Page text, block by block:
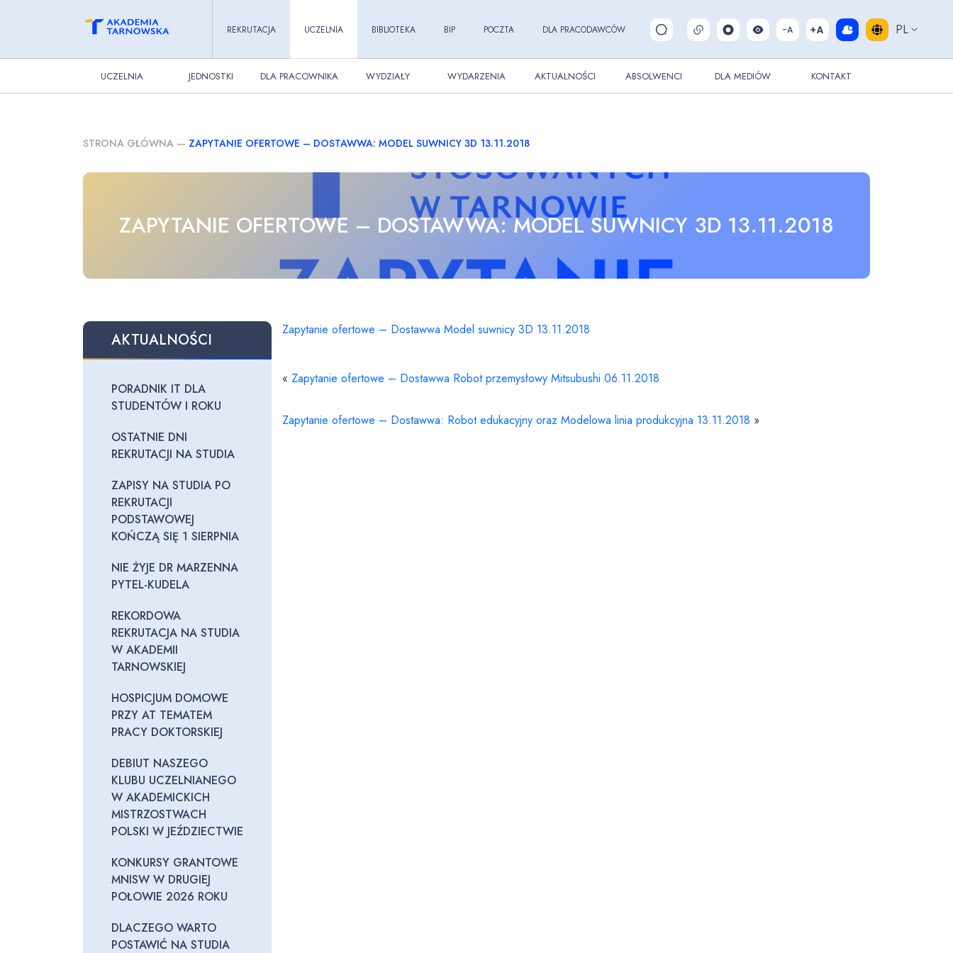
REKRUTACJA UCZELNIA BIBLIOTEKA BIP POCZTA DLA PRACODAWCÓW Pokaż/ukryj wyszukiwarkę PL
UCZELNIA JEDNOSTKI DLA PRACOWNIKA WYDZIAŁY WYDARZENIA AKTUALNOŚCI ABSOLWENCI DLA MEDIÓW KONTAKT
STRONA GŁÓWNA — ZAPYTANIE OFERTOWE – DOSTAWWA: MODEL SUWNICY 3D 13.11.2018
ZAPYTANIE OFERTOWE – DOSTAWWA: MODEL SUWNICY 3D 13.11.2018
AKTUALNOŚCI
PORADNIK IT DLA
STUDENTÓW I ROKU
OSTATNIE DNI
REKRUTACJI NA STUDIA
ZAPISY NA STUDIA PO
REKRUTACJI
PODSTAWOWEJ
KOŃCZĄ SIĘ 1 SIERPNIA
NIE ŻYJE DR MARZENNA
PYTEL-KUDELA
REKORDOWA
REKRUTACJA NA STUDIA
W AKADEMII
TARNOWSKIEJ
HOSPICJUM DOMOWE
PRZY AT TEMATEM
PRACY DOKTORSKIEJ
DEBIUT NASZEGO
KLUBU UCZELNIANEGO
W AKADEMICKICH
MISTRZOSTWACH
POLSKI W JEŹDZIECTWIE
KONKURSY GRANTOWE
MNISW W DRUGIEJ
POŁOWIE 2026 ROKU
DLACZEGO WARTO
POSTAWIĆ NA STUDIA
Zapytanie ofertowe – Dostawwa Model suwnicy 3D 13.11.2018
«Zapytanie ofertowe – Dostawwa Robot przemysłowy Mitsubushi 06.11.2018
Zapytanie ofertowe – Dostawwa: Robot edukacyjny oraz Modelowa linia produkcyjna 13.11.2018 »